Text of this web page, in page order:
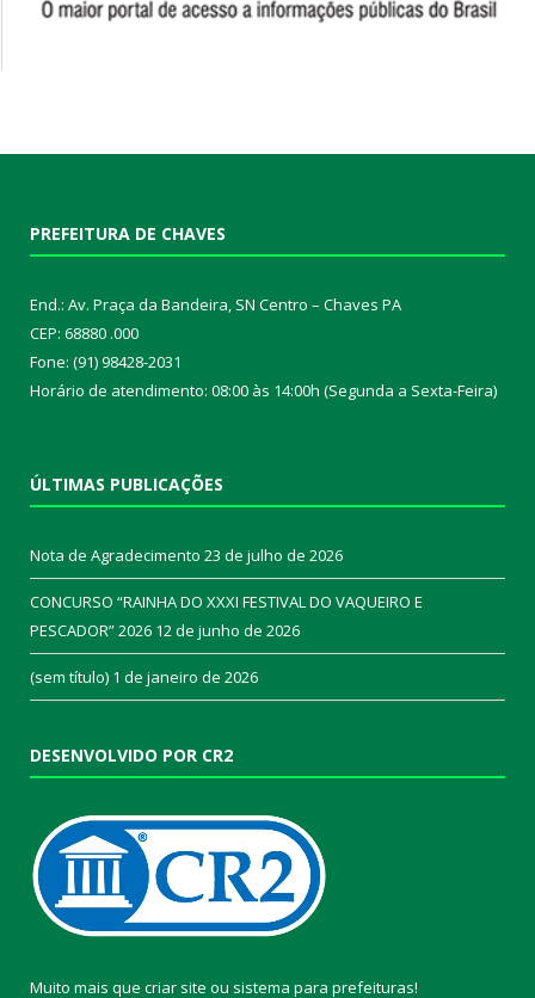
PREFEITURA DE CHAVES
End.: Av. Praça da Bandeira, SN Centro – Chaves PA
CEP: 68880 .000
Fone: (91) 98428-2031
Horário de atendimento: 08:00 às 14:00h (Segunda a Sexta-Feira)
ÚLTIMAS PUBLICAÇÕES
Nota de Agradecimento 23 de julho de 2026
CONCURSO “RAINHA DO XXXI FESTIVAL DO VAQUEIRO E
PESCADOR” 2026 12 de junho de 2026
(sem título) 1 de janeiro de 2026
DESENVOLVIDO POR CR2
Muito mais que criar site ou sistema para prefeituras!